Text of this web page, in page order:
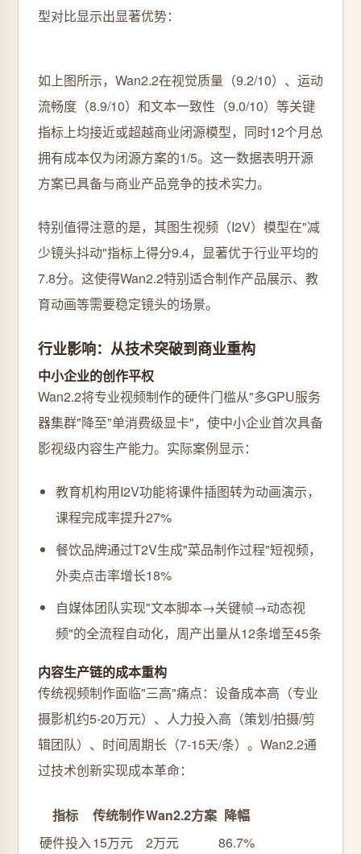
型对比显示出显著优势：
如上图所示，Wan2.2在视觉质量（9.2/10）、运动
流畅度（8.9/10）和文本一致性（9.0/10）等关键
指标上均接近或超越商业闭源模型，同时12个月总
拥有成本仅为闭源方案的1/5。这一数据表明开源
方案已具备与商业产品竞争的技术实力。
特别值得注意的是，其图生视频（I2V）模型在"减
少镜头抖动"指标上得分9.4，显著优于行业平均的
7.8分。这使得Wan2.2特别适合制作产品展示、教
育动画等需要稳定镜头的场景。
行业影响：从技术突破到商业重构
中小企业的创作平权
Wan2.2将专业视频制作的硬件门槛从"多GPU服务
器集群"降至"单消费级显卡"，使中小企业首次具备
影视级内容生产能力。实际案例显示：
教育机构用I2V功能将课件插图转为动画演示，
课程完成率提升27%
餐饮品牌通过T2V生成"菜品制作过程"短视频，
外卖点击率增长18%
自媒体团队实现"文本脚本→关键帧→动态视
频"的全流程自动化，周产出量从12条增至45条
内容生产链的成本重构
传统视频制作面临"三高"痛点：设备成本高（专业
摄影机约5-20万元）、人力投入高（策划/拍摄/剪
辑团队）、时间周期长（7-15天/条）。Wan2.2通
过技术创新实现成本革命：
指标 传统制作Wan2.2方案 降幅
硬件投入15万元 2万元
86.7%